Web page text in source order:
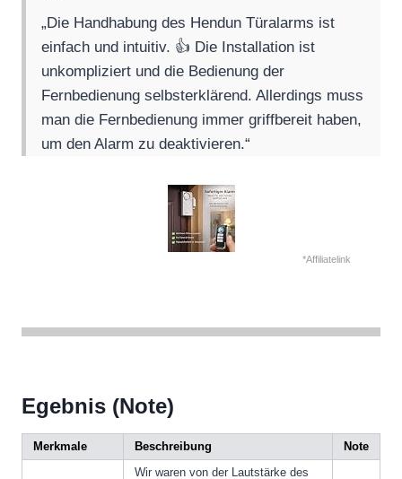
„Die Handhabung des Hendun Türalarms ist
einfach und intuitiv. 👍 Die Installation ist
unkompliziert und die Bedienung der
Fernbedienung selbsterklärend. Allerdings muss
man die Fernbedienung immer griffbereit haben,
um den Alarm zu deaktivieren.“
*Affiliatelink
Egebnis (Note)
Merkmale Beschreibung Note
Wir waren von der Lautstärke des